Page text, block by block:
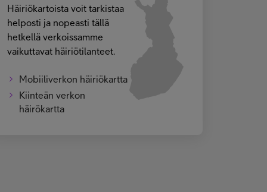
Häiriökartoista voit tarkistaa
helposti ja nopeasti tällä
hetkellä verkoissamme
vaikuttavat häiriötilanteet.
Mobiiliverkon häiriökartta
Kiinteän verkon
häirökartta